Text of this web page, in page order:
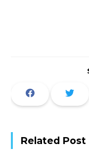
Related Post